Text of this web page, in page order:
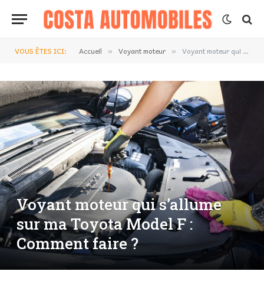
VOUS ÊTES ICI: Accueil » Voyant moteur » Voyant moteur qui s’allume sur ma Toyota Model F : Comment faire ?
Voyant moteur qui s’allume
sur ma Toyota Model F :
Comment faire ?